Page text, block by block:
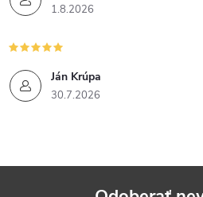
1.8.2026
Ján Krúpa
30.7.2026